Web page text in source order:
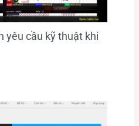
yêu cầu kỹ thuật khi